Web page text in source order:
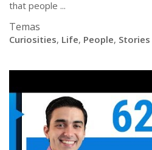
that people ...
Temas
Curiosities, Life, People, Stories